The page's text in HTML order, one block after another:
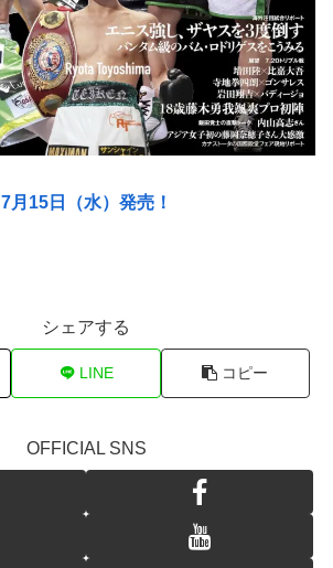
7月15日（水）発売！
シェアする
LINE コピー
OFFICIAL SNS